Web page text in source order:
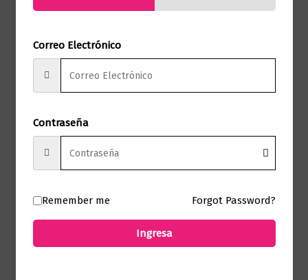
Juvenil
Boulevard 2 – después de él
Correo Electrónico
Contraseña
Remember me Forgot Password?
Ingresa